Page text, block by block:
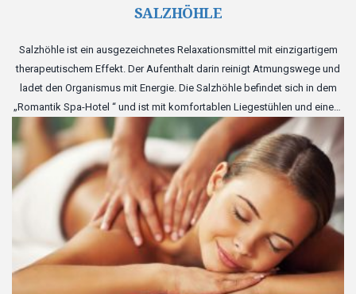
SALZHÖHLE
Salzhöhle ist ein ausgezeichnetes Relaxationsmittel mit einzigartigem
therapeutischem Effekt. Der Aufenthalt darin reinigt Atmungswege und
ladet den Organismus mit Energie. Die Salzhöhle befindet sich in dem
„Romantik Spa-Hotel “ und ist mit komfortablen Liegestühlen und einem
großen Fernseherschirm ausgestattet. Und fein widerspiegelte
Atmosphäre der Höhle wird Ihnen eine vollwertige Entspannung zum
Geschenk machen.